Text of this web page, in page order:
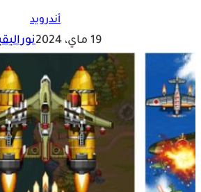
أندرويد
19 ماي، 2024